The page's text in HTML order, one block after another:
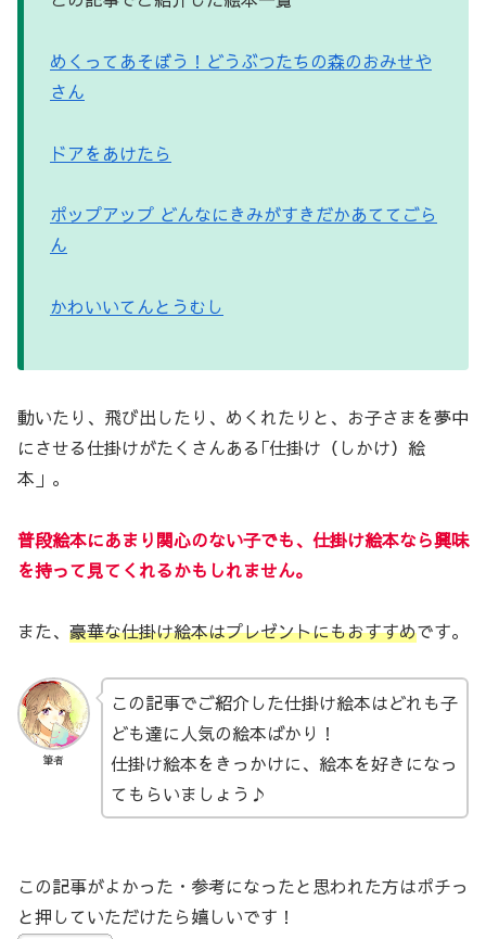
めくってあそぼう！どうぶつたちの森のおみせや
さん
ドアをあけたら
ポップアップ どんなにきみがすきだかあててごら
ん
かわいいてんとうむし
動いたり、飛び出したり、めくれたりと、お子さまを夢中
にさせる仕掛けがたくさんある｢仕掛け（しかけ）絵
本」。
普段絵本にあまり関心のない子でも、仕掛け絵本なら興味
を持って見てくれるかもしれません。
また、 豪華な仕掛け絵本はプレゼントにもおすすめです。
筆者
この記事でご紹介した仕掛け絵本はどれも子
ども達に人気の絵本ばかり！
仕掛け絵本をきっかけに、絵本を好きになっ
てもらいましょう♪
この記事がよかった・参考になったと思われた方はポチっ
と押していただけたら嬉しいです！